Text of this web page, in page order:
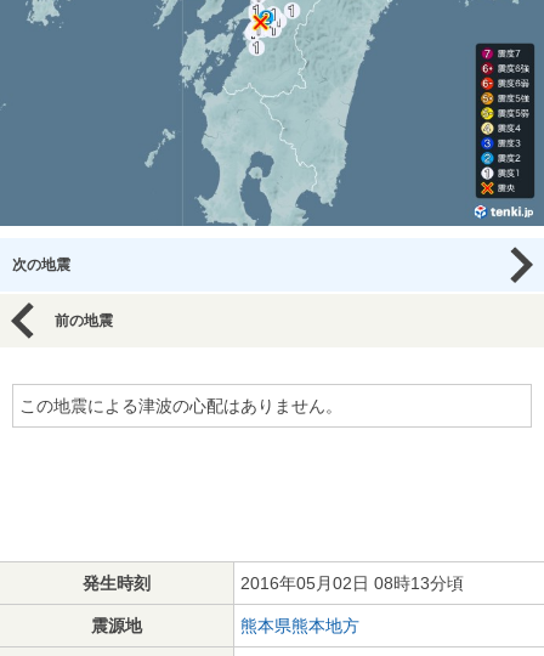
次の地震
前の地震
この地震による津波の心配はありません。
発生時刻 2016年05月02日 08時13分頃
震源地 熊本県熊本地方